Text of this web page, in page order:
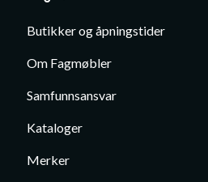
Butikker og åpningstider
Om Fagmøbler
Samfunnsansvar
Kataloger
Merker